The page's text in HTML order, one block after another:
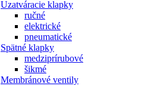
Uzatváracie klapky
ručné
elektrické
pneumatické
Spätné klapky
medziprírubové
šikmé
Membránové ventily